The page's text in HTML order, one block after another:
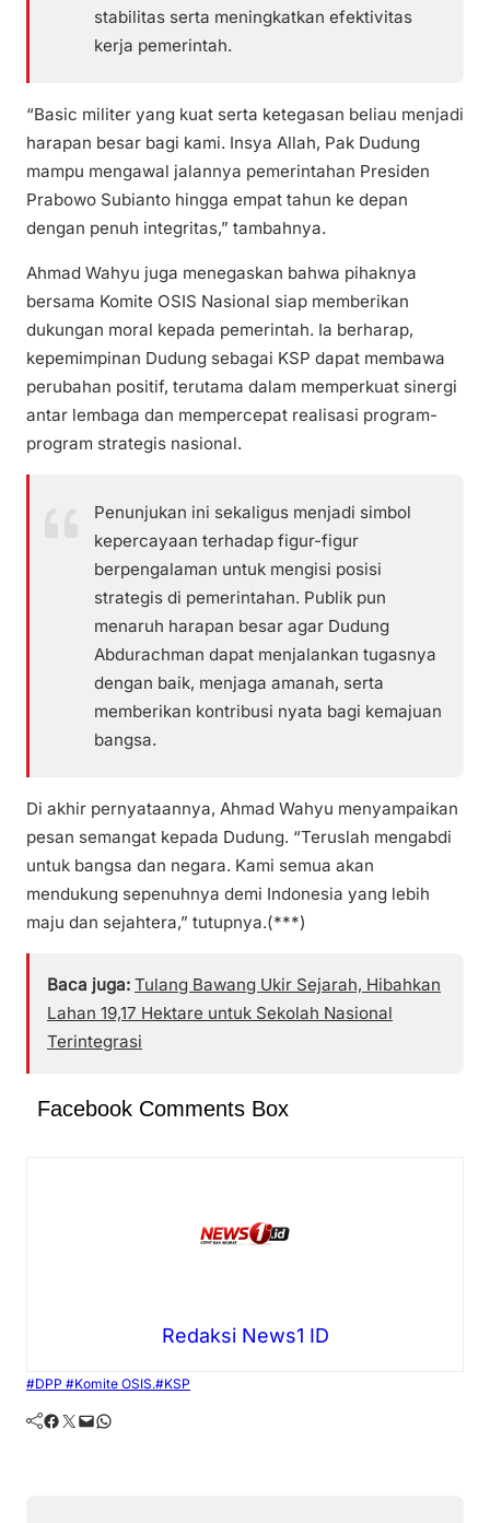
stabilitas serta meningkatkan efektivitas
kerja pemerintah.
“Basic militer yang kuat serta ketegasan beliau menjadi
harapan besar bagi kami. Insya Allah, Pak Dudung
mampu mengawal jalannya pemerintahan Presiden
Prabowo Subianto hingga empat tahun ke depan
dengan penuh integritas,” tambahnya.
Ahmad Wahyu juga menegaskan bahwa pihaknya
bersama Komite OSIS Nasional siap memberikan
dukungan moral kepada pemerintah. Ia berharap,
kepemimpinan Dudung sebagai KSP dapat membawa
perubahan positif, terutama dalam memperkuat sinergi
antar lembaga dan mempercepat realisasi program-
program strategis nasional.
Penunjukan ini sekaligus menjadi simbol
kepercayaan terhadap figur-figur
berpengalaman untuk mengisi posisi
strategis di pemerintahan. Publik pun
menaruh harapan besar agar Dudung
Abdurachman dapat menjalankan tugasnya
dengan baik, menjaga amanah, serta
memberikan kontribusi nyata bagi kemajuan
bangsa.
Di akhir pernyataannya, Ahmad Wahyu menyampaikan
pesan semangat kepada Dudung. “Teruslah mengabdi
untuk bangsa dan negara. Kami semua akan
mendukung sepenuhnya demi Indonesia yang lebih
maju dan sejahtera,” tutupnya.(***)
Baca juga: Tulang Bawang Ukir Sejarah, Hibahkan
Lahan 19,17 Hektare untuk Sekolah Nasional
Terintegrasi
Facebook Comments Box
Redaksi News1 ID
#DPP #Komite OSIS.#KSP
Facebook Twitter Mail WhatsApp